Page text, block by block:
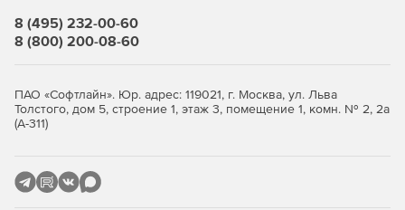
8 (495) 232-00-60
8 (800) 200-08-60
ПАО «Софтлайн». Юр. адрес: 119021, г. Москва, ул. Льва
Толстого, дом 5, строение 1, этаж 3, помещение 1, комн. № 2, 2а
(А-311)